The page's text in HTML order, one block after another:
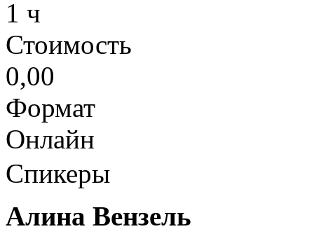
1 ч
Стоимость
0,00
Формат
Онлайн
Спикеры
Алина Вензель